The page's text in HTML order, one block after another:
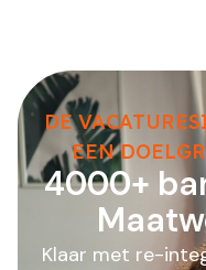
DE
EEN
4000+
Klaar met re-